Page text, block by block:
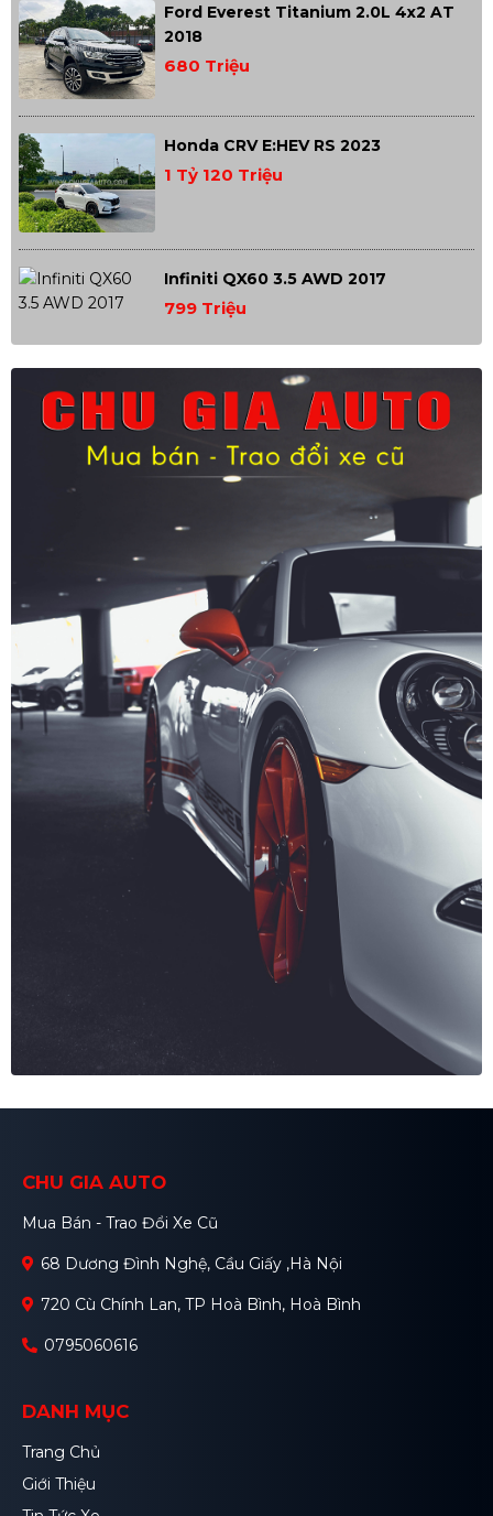
Ford Everest Titanium 2.0L 4x2 AT
2018
680 Triệu
Honda CRV E:HEV RS 2023
1 Tỷ 120 Triệu
Infiniti QX60 3.5 AWD 2017
799 Triệu
CHU GIA AUTO
Mua Bán - Trao Đổi Xe Cũ
68 Dương Đình Nghệ, Cầu Giấy ,Hà Nội
720 Cù Chính Lan, TP Hoà Bình, Hoà Bình
0795060616
DANH MỤC
Trang Chủ
Giới Thiệu